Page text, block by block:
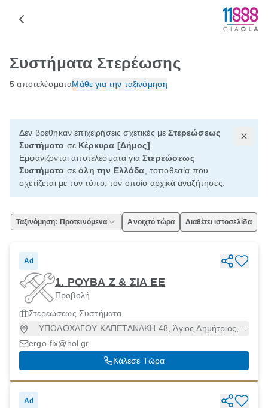
Συστήματα Στερέωσης
5 αποτελέσματαΜάθε για την ταξινόμηση
Δεν βρέθηκαν επιχειρήσεις σχετικές μεΣτερεώσεως
Συστήματα σε Κέρκυρα [Δήμος]
Εμφανίζονται αποτελέσματα γιαΣτερεώσεως
Συστήματα σεόλη την Ελλάδα , τοποθεσία που
σχετίζεται με τον τόπο, τον οποίο αρχικά αναζήτησες.
Ταξινόμηση: Προτεινόμενα Ανοιχτό τώρα Διαθέτει ιστοσελίδα
Ad
1. ΡΟΥΒΑ Ζ & ΣΙΑ ΕΕ
Προβολή
Στερεώσεως Συστήματα
ΥΠΟΛΟΧΑΓΟΥ ΚΑΠΕΤΑΝΑΚΗ 48, Άγιος Δημήτριος,
ergo-fix@hol.gr
Κάλεσε Τώρα
Ad